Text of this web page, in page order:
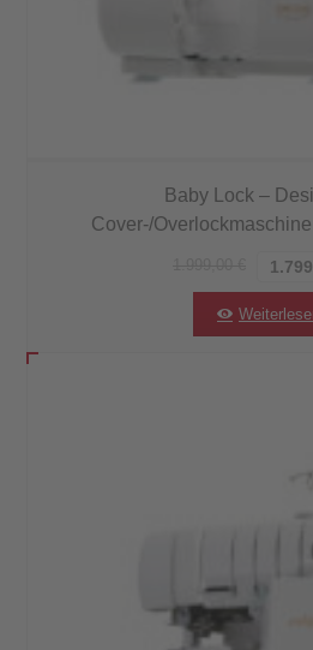
Baby Lock –
Cover-/